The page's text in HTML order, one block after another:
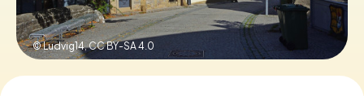
© Ludvig14,CC BY-SA 4.0